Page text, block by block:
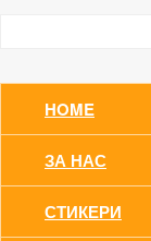
HOME
ЗА НАС
СТИКЕРИ